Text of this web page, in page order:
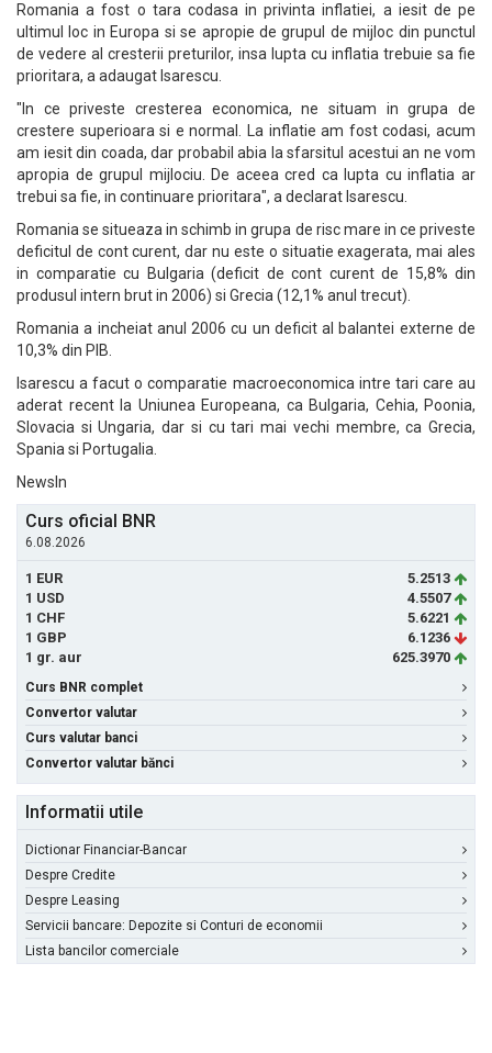
Romania a fost o tara codasa in privinta inflatiei, a iesit de pe
ultimul loc in Europa si se apropie de grupul de mijloc din punctul
de vedere al cresterii preturilor, insa lupta cu inflatia trebuie sa fie
prioritara, a adaugat Isarescu.
"In ce priveste cresterea economica, ne situam in grupa de
crestere superioara si e normal. La inflatie am fost codasi, acum
am iesit din coada, dar probabil abia la sfarsitul acestui an ne vom
apropia de grupul mijlociu. De aceea cred ca lupta cu inflatia ar
trebui sa fie, in continuare prioritara", a declarat Isarescu.
Romania se situeaza in schimb in grupa de risc mare in ce priveste
deficitul de cont curent, dar nu este o situatie exagerata, mai ales
in comparatie cu Bulgaria (deficit de cont curent de 15,8% din
produsul intern brut in 2006) si Grecia (12,1% anul trecut).
Romania a incheiat anul 2006 cu un deficit al balantei externe de
10,3% din PIB.
Isarescu a facut o comparatie macroeconomica intre tari care au
aderat recent la Uniunea Europeana, ca Bulgaria, Cehia, Poonia,
Slovacia si Ungaria, dar si cu tari mai vechi membre, ca Grecia,
Spania si Portugalia.
NewsIn
Curs oficial BNR
6.08.2026
1 EUR
5.2513
1 USD
4.5507
1 CHF
5.6221
1 GBP
6.1236
1 gr. aur
625.3970
Curs BNR complet
Convertor valutar
Curs valutar banci
Convertor valutar bănci
Informatii utile
Dictionar Financiar-Bancar
Despre Credite
Despre Leasing
Servicii bancare: Depozite si Conturi de economii
Lista bancilor comerciale